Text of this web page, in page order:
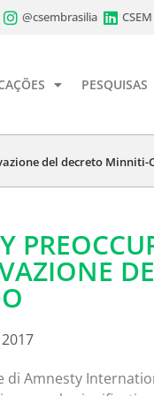
@csembrasilia CSEM
PESQUISAS
del decreto Minniti-
di Amnesty